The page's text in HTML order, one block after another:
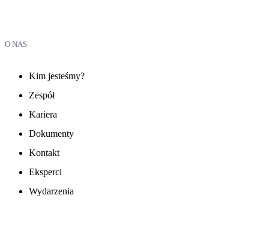
O NAS
Kim jesteśmy?
Zespół
Kariera
Dokumenty
Kontakt
Eksperci
Wydarzenia